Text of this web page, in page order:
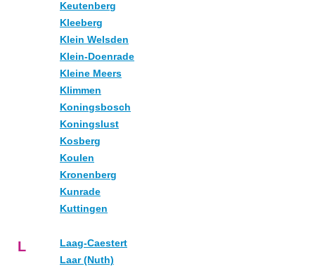
Keutenberg
Kleeberg
Klein Welsden
Klein-Doenrade
Kleine Meers
Klimmen
Koningsbosch
Koningslust
Kosberg
Koulen
Kronenberg
Kunrade
Kuttingen
L
Laag-Caestert
Laar (Nuth)